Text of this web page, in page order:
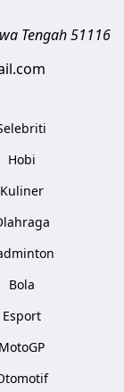
Tengah51116
Hobi
Kuliner
Bola
Esport
MotoGP